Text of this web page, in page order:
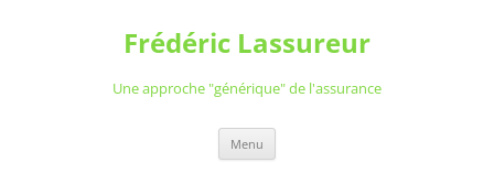
Frédéric Lassureur
Une approche "générique" de l'assurance
Menu